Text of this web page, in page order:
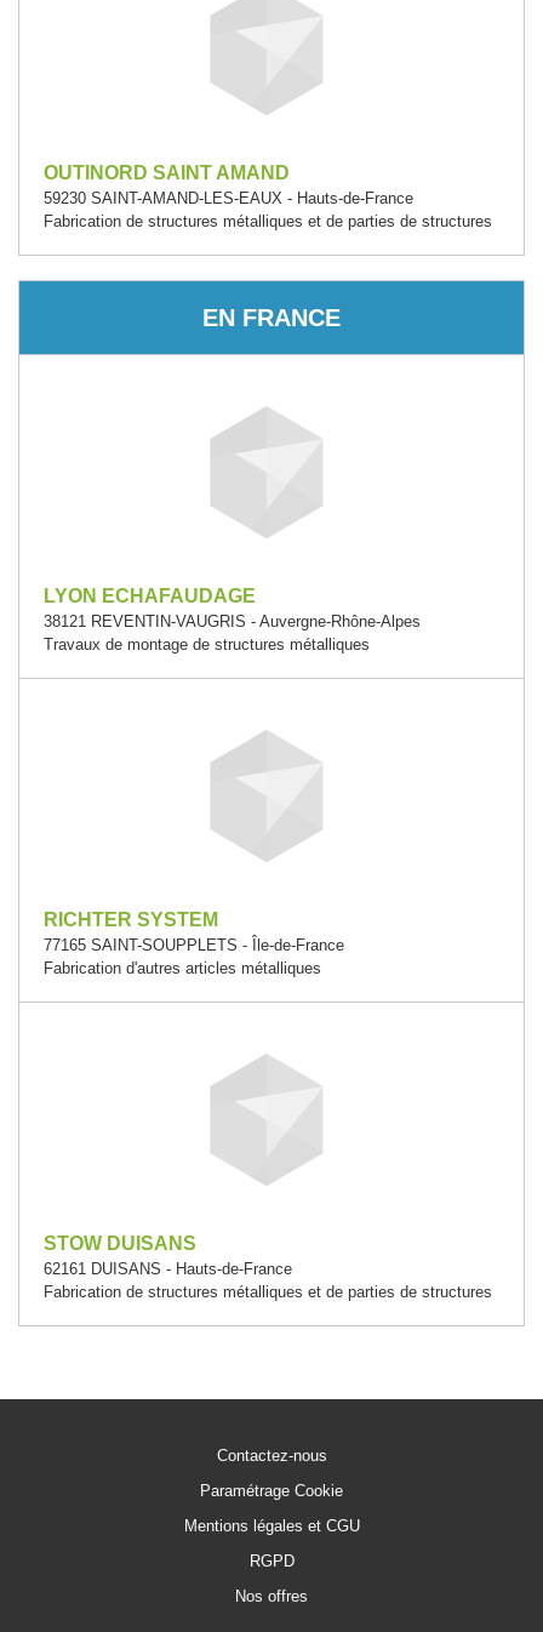
OUTINORD SAINT AMAND
59230 SAINT-AMAND-LES-EAUX - Hauts-de-France
Fabrication de structures métalliques et de parties de structures
EN FRANCE
LYON ECHAFAUDAGE
38121 REVENTIN-VAUGRIS - Auvergne-Rhône-Alpes
Travaux de montage de structures métalliques
RICHTER SYSTEM
77165 SAINT-SOUPPLETS - Île-de-France
Fabrication d'autres articles métalliques
STOW DUISANS
62161 DUISANS - Hauts-de-France
Fabrication de structures métalliques et de parties de structures
Contactez-nous
Paramétrage Cookie
Mentions légales et CGU
RGPD
Nos offres